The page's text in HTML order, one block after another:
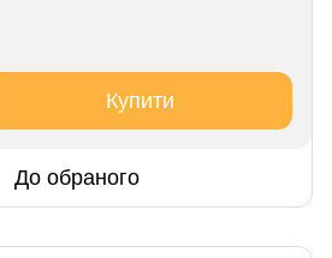
Купити
До обраного